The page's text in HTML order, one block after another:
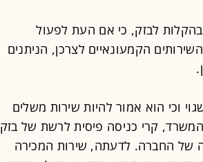
בהקלות לבזק, כי אם העת לפעול
הקמעונאיים לצרכן, הניתנים
וכי הוא אמור להיות שירות משלים
קרי כניסה פיסית לרשת של בזק
של החברה. לדעתה, שירות המכירה